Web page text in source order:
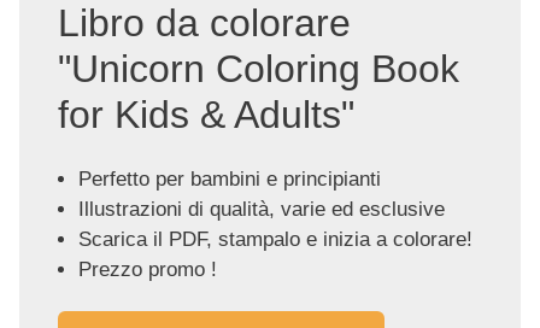
Libro da colorare
"Unicorn Coloring Book
for Kids & Adults"
Perfetto per bambini e principianti
Illustrazioni di qualità, varie ed esclusive
Scarica il PDF, stampalo e inizia a colorare!
Prezzo promo !